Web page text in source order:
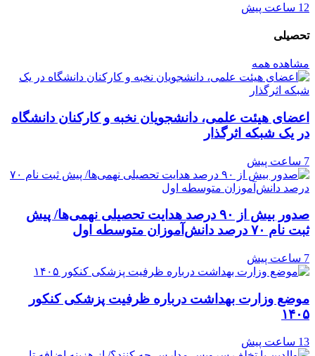
12 ساعت پیش
تحصیلی
مشاهده همه
اعضای هیئت علمی، دانشجویان نخبه و کارکنان دانشگاه
در یک شبکه‌ اثرگذار
7 ساعت پیش
صدور بیش از ۹۰ درصد هدایت تحصیلی نهمی‌ها/ پیش
ثبت نام ۷۰ درصد دانش‌آموزان متوسطه اول
7 ساعت پیش
موضع وزارت بهداشت درباره ظرفیت پزشکی کنکور
۱۴۰۵
13 ساعت پیش